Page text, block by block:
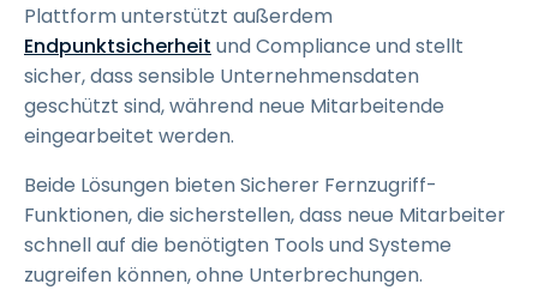
Plattform unterstützt außerdem
Endpunktsicherheit und Compliance und stellt
sicher, dass sensible Unternehmensdaten
geschützt sind, während neue Mitarbeitende
eingearbeitet werden.
Beide Lösungen bieten Sicherer Fernzugriff-
Funktionen, die sicherstellen, dass neue Mitarbeiter
schnell auf die benötigten Tools und Systeme
zugreifen können, ohne Unterbrechungen.